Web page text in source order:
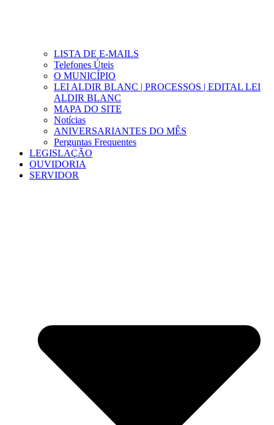
LISTA DE E-MAILS
Telefones Úteis
O MUNICÍPIO
LEI ALDIR BLANC | PROCESSOS | EDITAL LEI
ALDIR BLANC
MAPA DO SITE
Notícias
ANIVERSARIANTES DO MÊS
Perguntas Frequentes
LEGISLAÇÃO
OUVIDORIA
SERVIDOR